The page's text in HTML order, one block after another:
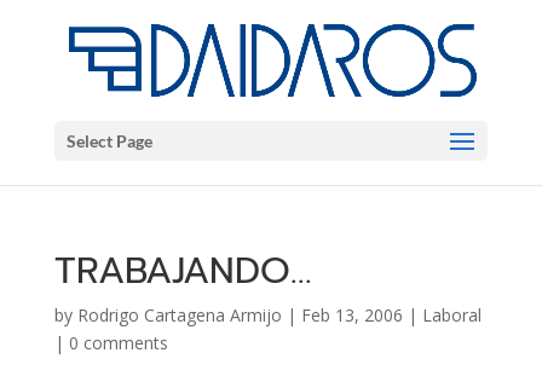
Select Page
TRABAJANDO…
by Rodrigo Cartagena Armijo | Feb 13, 2006 | Laboral
| 0 comments